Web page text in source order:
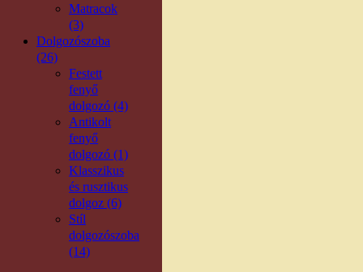
Matracok
(3)
Dolgozószoba
(26)
Festett
fenyő
dolgozó (4)
Antikolt
fenyő
dolgozó (1)
Klasszikus
és rusztikus
dolgoz (6)
Stíl
dolgozószoba
(14)